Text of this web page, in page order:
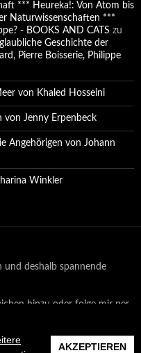
AKZEPTIEREN
*** Heureka!: Von Atom bis
Naturwissenschaften ***
- BOOKS AND CATS zu
Geschichte der
Pierre Boisserie, Philippe
von Khaled Hosseini
von Jenny Erpenbeck
Angehörigen von Johann
Winkler
und deshalb spannende
hinzu oder folge mir per